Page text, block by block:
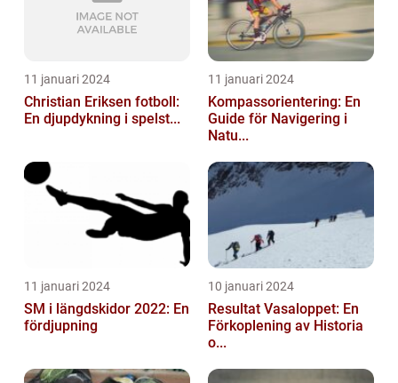
11 januari 2024
Christian Eriksen fotboll:
En djupdykning i spelst...
11 januari 2024
Kompassorientering: En
Guide för Navigering i
Natu...
11 januari 2024
SM i längdskidor 2022: En
fördjupning
10 januari 2024
Resultat Vasaloppet: En
Förkoplening av Historia
o...